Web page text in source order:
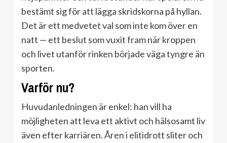
bestämt sig för att lägga skridskorna på hyllan.
Det är ett medvetet val som inte kom över en
natt — ett beslut som vuxit fram när kroppen
och livet utanför rinken började väga tyngre än
sporten.
Varför nu?
Huvudanledningen är enkel: han vill ha
möjligheten att leva ett aktivt och hälsosamt liv
även efter karriären. Åren i elitidrott sliter och